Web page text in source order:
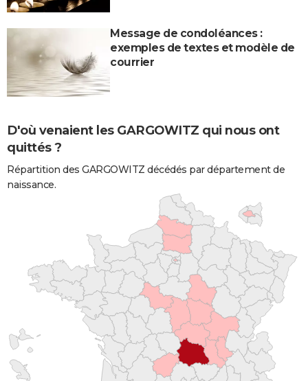
Message de condoléances :
exemples de textes et modèle de
courrier
D'où venaient les GARGOWITZ qui nous ont
quittés ?
Répartition des GARGOWITZ décédés par département de
naissance.